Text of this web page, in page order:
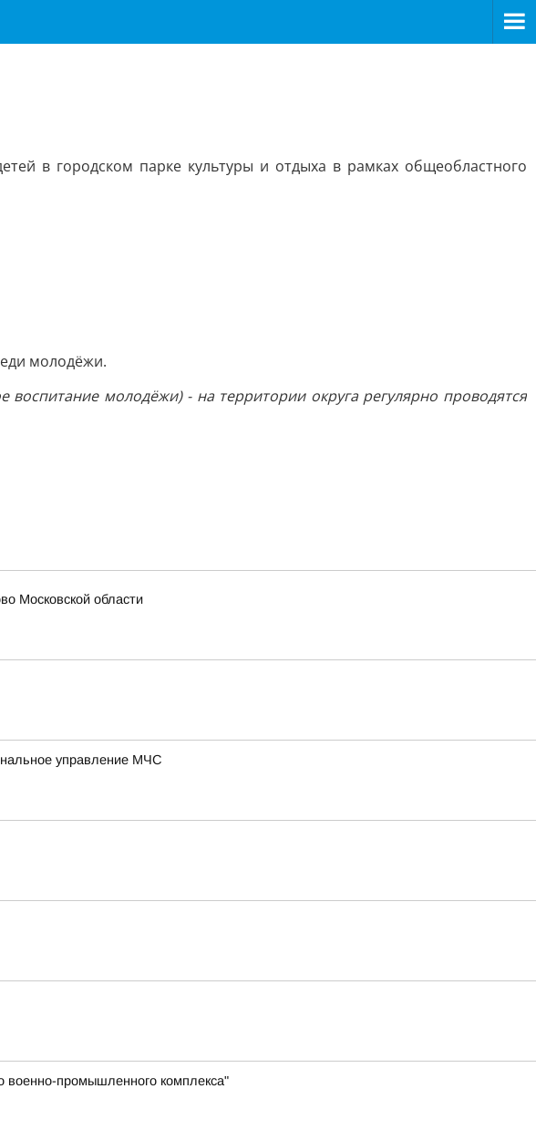
в городском парке культуры и отдыха в рамках общеобластного
молодёжи.
молодёжи) - на территории округа регулярно проводятся
Московской области
управление МЧС
военно-промышленного комплекса"